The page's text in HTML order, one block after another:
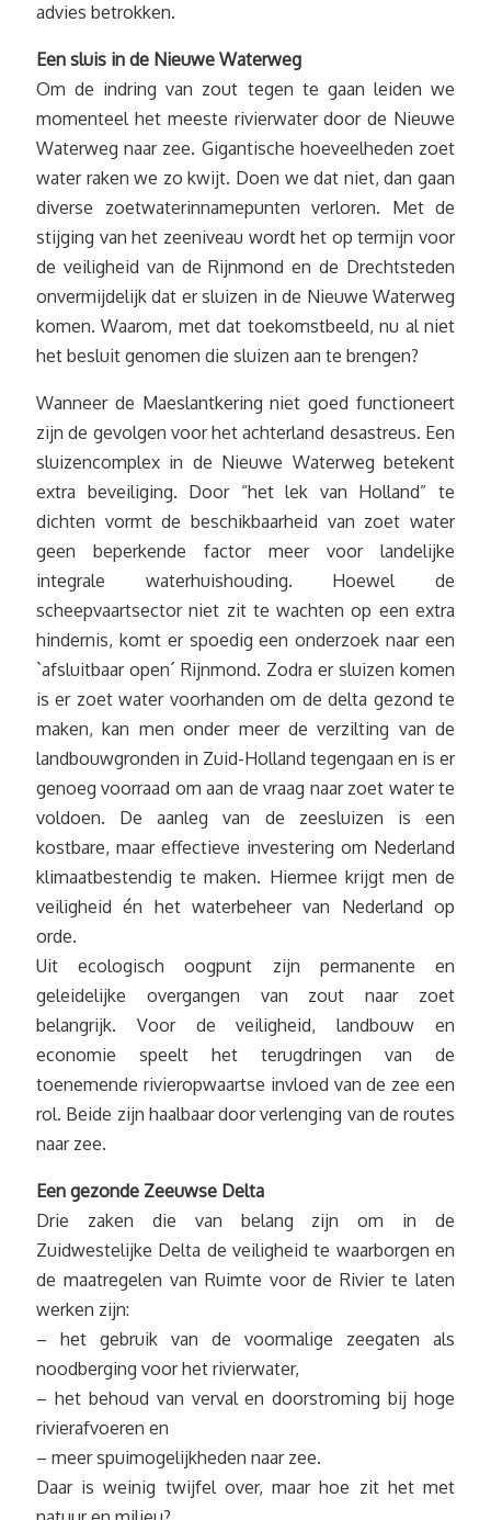
advies betrokken.
Een sluis in de Nieuwe Waterweg
Om de indring van zout tegen te gaan leiden we
momenteel het meeste rivierwater door de Nieuwe
Waterweg naar zee. Gigantische hoeveelheden zoet
water raken we zo kwijt. Doen we dat niet, dan gaan
diverse zoetwaterinnamepunten verloren. Met de
stijging van het zeeniveau wordt het op termijn voor
de veiligheid van de Rijnmond en de Drechtsteden
onvermijdelijk dat er sluizen in de Nieuwe Waterweg
komen. Waarom, met dat toekomstbeeld, nu al niet
het besluit genomen die sluizen aan te brengen?
Wanneer de Maeslantkering niet goed functioneert
zijn de gevolgen voor het achterland desastreus. Een
sluizencomplex in de Nieuwe Waterweg betekent
extra beveiliging. Door “het lek van Holland” te
dichten vormt de beschikbaarheid van zoet water
geen beperkende factor meer voor landelijke
integrale waterhuishouding. Hoewel de
scheepvaartsector niet zit te wachten op een extra
hindernis, komt er spoedig een onderzoek naar een
`afsluitbaar open´ Rijnmond. Zodra er sluizen komen
is er zoet water voorhanden om de delta gezond te
maken, kan men onder meer de verzilting van de
landbouwgronden in Zuid-Holland tegengaan en is er
genoeg voorraad om aan de vraag naar zoet water te
voldoen. De aanleg van de zeesluizen is een
kostbare, maar effectieve investering om Nederland
klimaatbestendig te maken. Hiermee krijgt men de
veiligheid én het waterbeheer van Nederland op
orde.
Uit ecologisch oogpunt zijn permanente en
geleidelijke overgangen van zout naar zoet
belangrijk. Voor de veiligheid, landbouw en
economie speelt het terugdringen van de
toenemende rivieropwaartse invloed van de zee een
rol. Beide zijn haalbaar door verlenging van de routes
naar zee.
Een gezonde Zeeuwse Delta
Drie zaken die van belang zijn om in de
Zuidwestelijke Delta de veiligheid te waarborgen en
de maatregelen van Ruimte voor de Rivier te laten
werken zijn:
– het gebruik van de voormalige zeegaten als
noodberging voor het rivierwater,
– het behoud van verval en doorstroming bij hoge
rivierafvoeren en
– meer spuimogelijkheden naar zee.
Daar is weinig twijfel over, maar hoe zit het met